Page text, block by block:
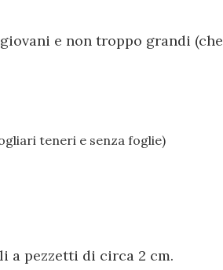
e non troppo grandi (che
teneri e senza foglie)
a pezzetti di circa 2 cm.